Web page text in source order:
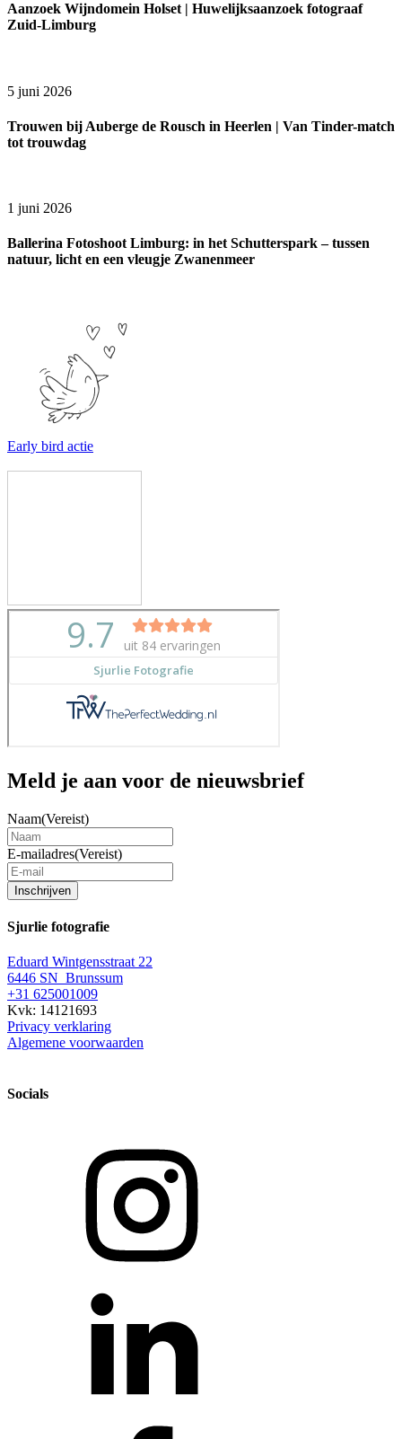
Aanzoek Wijndomein Holset | Huwelijksaanzoek fotograaf
Zuid-Limburg
5 juni 2026
Trouwen bij Auberge de Rousch in Heerlen | Van Tinder-match
tot trouwdag
1 juni 2026
Ballerina Fotoshoot Limburg: in het Schutterspark – tussen
natuur, licht en een vleugje Zwanenmeer
Early bird actie
Meld je aan voor de nieuwsbrief
Naam(Vereist)
E-mailadres(Vereist)
Inschrijven
Sjurlie fotografie
Eduard Wintgensstraat 22
6446 SN Brunssum
+31 625001009
Kvk: 14121693
Privacy verklaring
Algemene voorwaarden
Socials